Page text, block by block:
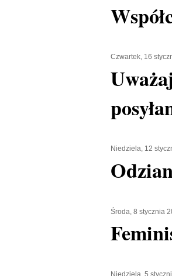
Czwartek, 16
Niedziela, 12
Środa, 8 stycznia
Niedziela, 5